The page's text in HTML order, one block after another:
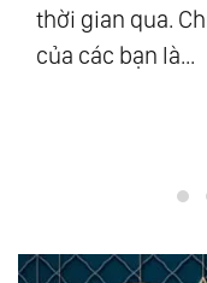
thời gian qua.
của các bạn là...